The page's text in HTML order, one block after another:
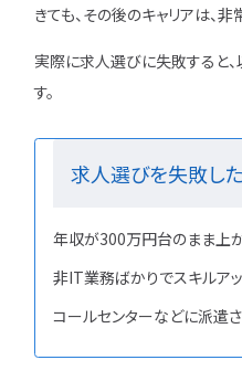
きても、その後のキャリアは、
実際に求人選びに失敗すると
す。
求人選びを失敗し
年収が300万円台のまま上
非IT業務ばかりでスキルア
コールセンターなどに派遣